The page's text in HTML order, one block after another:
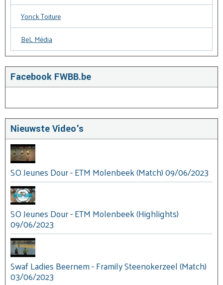
Yonck Toiture
BeL Média
Facebook FWBB.be
Nieuwste Video's
SO Jeunes Dour - ETM Molenbeek (Match) 09/06/2023
SO Jeunes Dour - ETM Molenbeek (Highlights)
09/06/2023
Swaf Ladies Beernem - Framily Steenokerzeel (Match)
03/06/2023